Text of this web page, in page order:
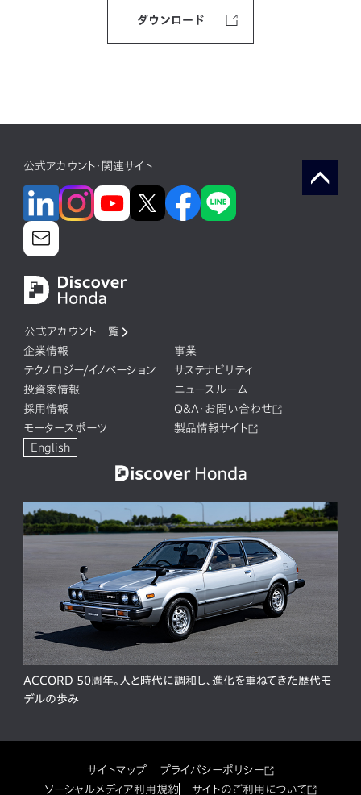
ダウンロード
公式アカウント・関連サイト
公式アカウント一覧
企業情報
事業
テクノロジー/イノベーション
サステナビリティ
投資家情報
ニュースルーム
採用情報
Q&A・お問い合わせ
モータースポーツ
製品情報サイト
English
ACCORD 50周年。人と時代に調和し、進化を重ねてきた歴代モ
デルの歩み
サイトマップ
プライバシーポリシー
ソーシャルメディア利用規約
サイトのご利用について